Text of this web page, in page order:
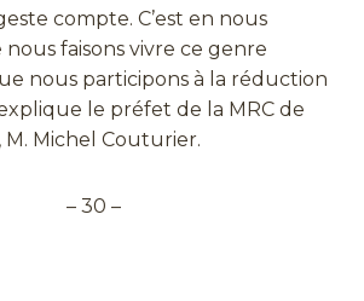
compte. C’est en nous
faisons vivre ce genre
nous participons à la réduction
le préfet de la MRC de
M. Michel Couturier.
– 30 –